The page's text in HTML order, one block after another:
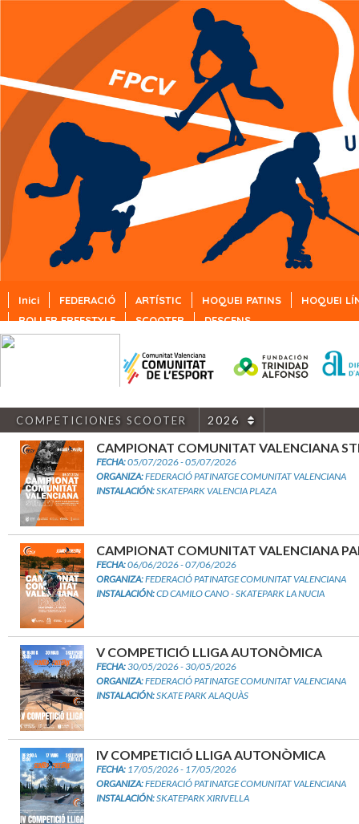
Inici FEDERACIÓ ARTÍSTIC HOQUEI PATINS
HOQUEI
ROLLER FREESTYLE
SCOOTER DESCENS
COMPETICIONES SCOOTER 2026
CAMPIONAT COMUNITAT VALENCIANA
FECHA:05/07/2026 - 05/07/2026
ORGANIZA:FEDERACIÓ PATINATGE COMUNITAT VALENCIANA
INSTALACIÓN:SKATEPARK VALENCIA PLAZA
CAMPIONAT COMUNITAT VALENCIANA
FECHA:06/06/2026 - 07/06/2026
ORGANIZA:FEDERACIÓ PATINATGE COMUNITAT VALENCIANA
INSTALACIÓN:CD CAMILO CANO - SKATEPARK LA NUCIA
V COMPETICIÓ LLIGA AUTONÒMICA
FECHA:30/05/2026 - 30/05/2026
ORGANIZA:FEDERACIÓ PATINATGE COMUNITAT VALENCIANA
INSTALACIÓN:SKATE PARK ALAQUÀS
IV COMPETICIÓ LLIGA AUTONÒMICA
FECHA: 17/05/2026 - 17/05/2026
ORGANIZA:FEDERACIÓ PATINATGE COMUNITAT VALENCIANA
INSTALACIÓN:SKATEPARK XIRIVELLA